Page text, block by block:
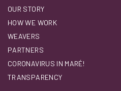
OUR STORY
HOW WE WORK
WEAVERS
PARTNERS
CORONAVIRUS IN MARÉ!
TRANSPARENCY